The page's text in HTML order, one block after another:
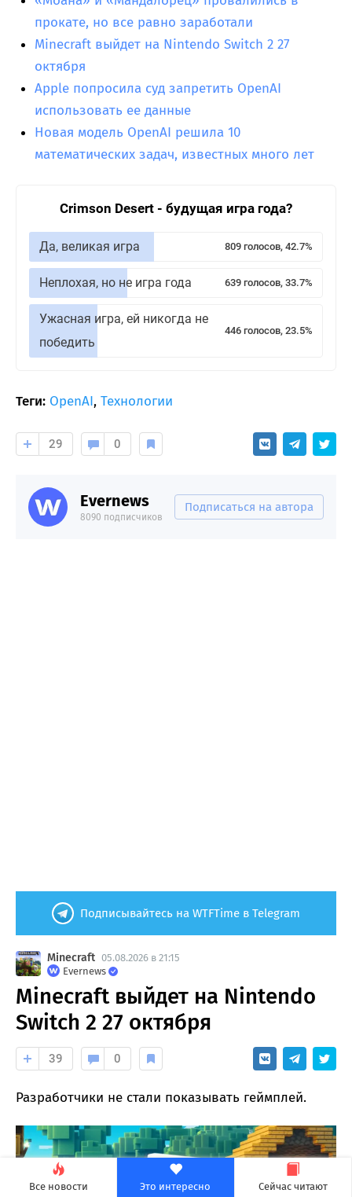
Все новости Это интересно Сейчас читают
прокате, но все равно заработали
Minecraft выйдет на Nintendo Switch 2 27
октября
Apple попросила суд запретить OpenAI
использовать ее данные
Новая модель OpenAI решила 10
математических задач, известных много лет
Crimson Desert - будущая игра года?
Да, великая игра 809 голосов, 42.7%
Неплохая, но не игра года 639 голосов, 33.7%
Ужасная игра, ей никогда не
победить
446 голосов, 23.5%
Теги: OpenAI, Технологии
29 0
Evernews
8090 подписчиков
Подписаться на автора
Подписывайтесь на WTFTime в Telegram
Minecraft 05.08.2026 в 21:15
Evernews
Minecraft выйдет на Nintendo
Switch 2 27 октября
39 0
Разработчики не стали показывать геймплей.